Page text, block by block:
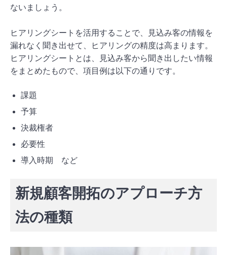
ないましょう。
ヒアリングシートを活用することで、見込み客の情報を
漏れなく聞き出せて、ヒアリングの精度は高まります。
ヒアリングシートとは、見込み客から聞き出したい情報
をまとめたもので、項目例は以下の通りです。
課題
予算
決裁権者
必要性
導入時期 など
新規顧客開拓のアプローチ方
法の種類